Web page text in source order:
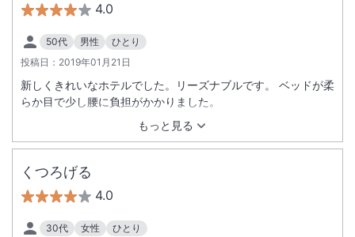
4.0
50代 男性
ひとり
投稿日： 2019年01月21日
もっと見る
新しくきれいなホテルでした。リーズナブルです。 ベッドが柔
らか目で少し腰に負担がかかりました。
くつろげる
4.0
30代 女性
ひとり